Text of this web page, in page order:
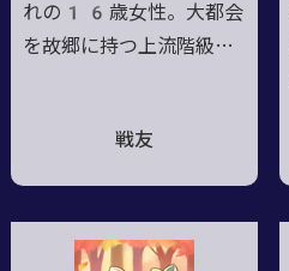
れの16歳女性。大都会
を故郷に持つ上流階級。
き継いだ少女。淡いピン
クの髪と、空を閉じ込め
るく元気で、常に笑顔。
戦友